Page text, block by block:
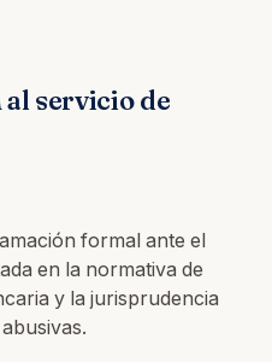
servicio de
formal ante el
en la normativa de
y la jurisprudencia